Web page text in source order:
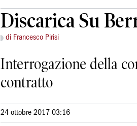
Discarica Su
di Francesco Pirisi
Interrogazione della
contratto
24 ottobre 2017 03:16